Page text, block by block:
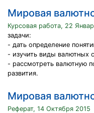
Мировая
Курсовая работа, 22
задачи:
- дать определение
- изучить виды валютных
- рассмотреть валютную
развития.
Мировая
Реферат, 14 Октября 2015